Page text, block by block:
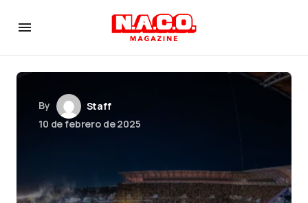
By
Staff
10 de febrero de 2025